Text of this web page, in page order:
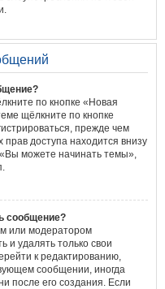
по кнопке «Новая
щёлкните по кнопке
прежде чем
доступа находится внизу
можете начинать темы»,
сообщение?
или модератором
и удалять только свои
к редактированию,
сообщении, иногда
после его создания. Если